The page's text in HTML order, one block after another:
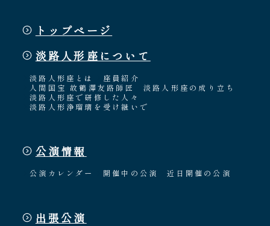
トップページ
淡路人形座について
淡路人形座とは
座員紹介
人間国宝 故鶴澤友路師匠
淡路人形座の成り立ち
淡路人形座で研修した人々
淡路人形浄瑠璃を受け継いで
公演情報
公演カレンダー 開催中の公演 近日開催の公演
出張公演